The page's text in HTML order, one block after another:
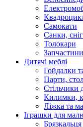
Самокати
Санки,
Толокари
Запчастини
Дитячі меблі
Гойдалки
Парти,
Стільчики
Килимки,
Ліжка та
Іграшки для